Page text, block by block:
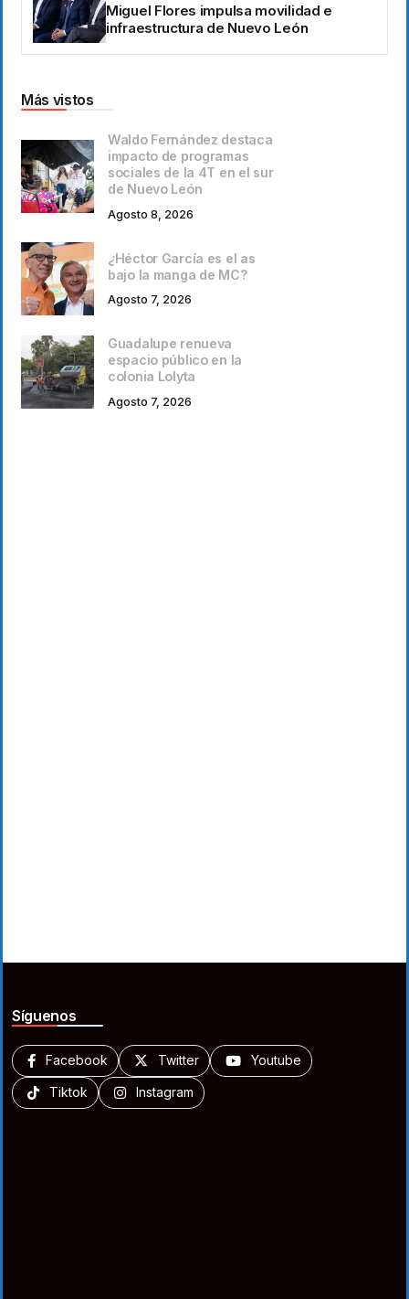
Miguel Flores impulsa movilidad e
infraestructura de Nuevo León
Más vistos
Waldo Fernández destaca
impacto de programas
sociales de la 4T en el sur
de Nuevo León
Agosto 8, 2026
¿Héctor García es el as
bajo la manga de MC?
Agosto 7, 2026
Guadalupe renueva
espacio público en la
colonia Lolyta
Agosto 7, 2026
Síguenos
Facebook Twitter Youtube
Tiktok Instagram